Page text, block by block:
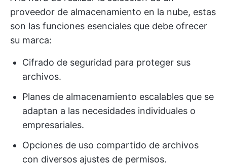
proveedor de almacenamiento en la nube, estas
son las funciones esenciales que debe ofrecer
su marca:
Cifrado de seguridad para proteger sus
archivos.
Planes de almacenamiento escalables que se
adaptan a las necesidades individuales o
empresariales.
Opciones de uso compartido de archivos
con diversos ajustes de permisos.